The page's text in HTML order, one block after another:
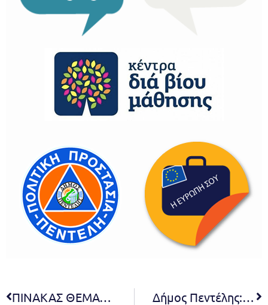
ΠΙΝΑΚΑΣ ΘΕΜΑΤΩΝ ΠΟΥ ΣΥΖΗΤΗΘΗΚΑΝ ΣΤΗΝ 24η ΤΑΚΤΙΚΗ ΣΥΝΕΔΡΙΑΣΗ ΔΙΑ ΖΩΣΗΣ ΤΗΣ ΔΗΜΟΤΙΚΗΣ ΕΠΙΤΡΟΠΗΣ Δήμος Πεντέλης: Προληπτική απαγόρευση κυκλοφορίας σε δασικές περιοχές κατά την Αντιπυρική Περίοδο 2026